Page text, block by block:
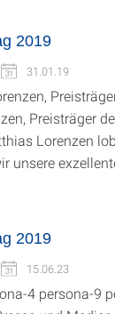
2019
31.01.19
Preisträger
Lorenzen
unsere
2019
15.06.23
4 persona-9